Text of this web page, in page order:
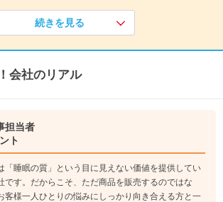
ずは一つ一つの接客スキルや睡眠知識、また
、ひとり立ちを目指します。
、2店舗目となる百貨店へ異動。店長ととも
もの・売上・環境・情報などの管理や人材育
を取りながら、チーム全体で一人でも多くの
ーヴで眠る良質な睡眠を提供する。
続きを見る
会社のリアル
担当者
ト
「睡眠の質」という目に見えない価値を提供してい
です。だからこそ、ただ商品を販売するのではな
客様一人ひとりの悩みにしっかり向き合える方と一